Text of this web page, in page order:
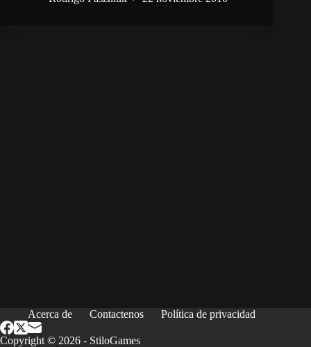
Acerca de Contactenos Política de privacidad
Copyright © 2026 - StiloGames